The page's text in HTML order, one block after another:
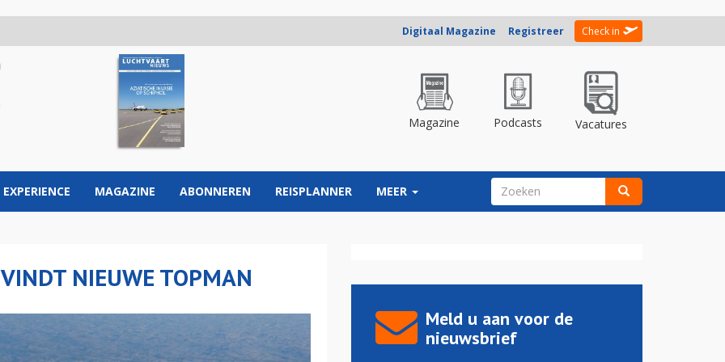
Digitaal Magazine Registreer Check in
Magazine Podcasts Vacatures
EXPERIENCE MAGAZINE ABONNEREN REISPLANNER MEER ZOEKVELD
NIEUWE TOPMAN
Meld u aan voor de
nieuwsbrief